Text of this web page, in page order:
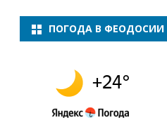
ПОГОДА В ФЕОДОСИИ